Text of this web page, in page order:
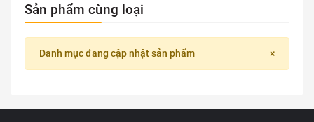
Sản phẩm cùng loại
×
Danh mục đang cập nhật sản phẩm